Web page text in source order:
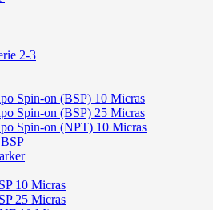
2-3
Spin-on (BSP) 10 Micras
Spin-on (BSP) 25 Micras
Spin-on (NPT) 10 Micras
10 Micras
25 Micras